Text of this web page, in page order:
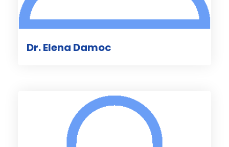
Dr. Elena Damoc